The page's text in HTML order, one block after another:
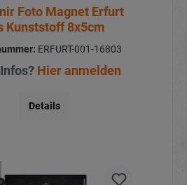
Foto Magnet Erfurt
Kunststoff 8x5cm
ERFURT-001-16803
Hier anmelden
Details